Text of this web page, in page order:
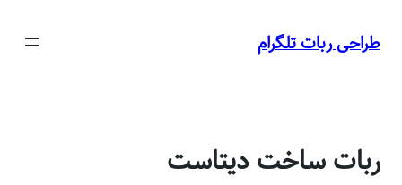
محتوا
طراحی ربات تلگرام
ربات ساخت دیتاست